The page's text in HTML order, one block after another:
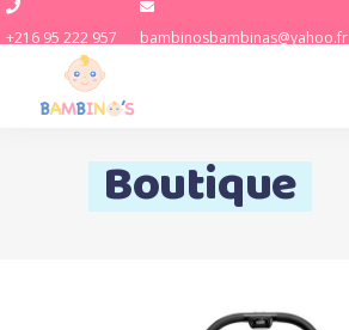
+216 95 222 957 bambinosbambinas@yahoo.fr
Boutique